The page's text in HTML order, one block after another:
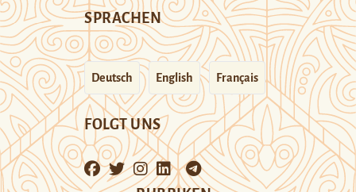
SPRACHEN
Deutsch English Français
FOLGT UNS